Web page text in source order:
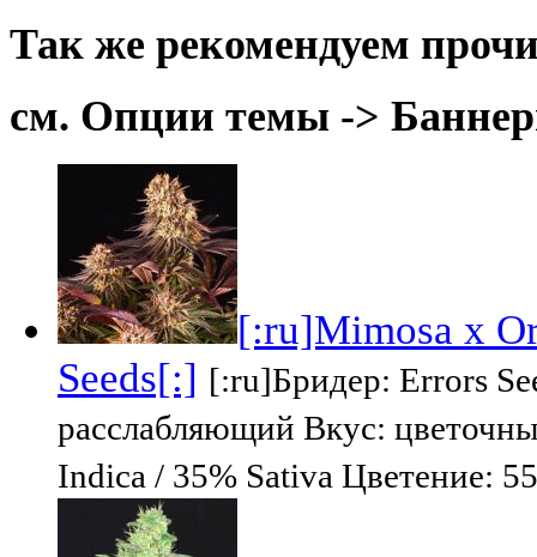
Так же рекомендуем
см. Опции темы ->
[:ru]Mimosa x
Seeds[:] [:ru]Бридер: Errors
расслабляющий Вкус:
Indica / 35% Sativa Цветение: